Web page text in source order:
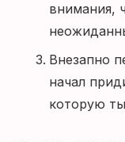
внимания,
Внезапно
начал
которую